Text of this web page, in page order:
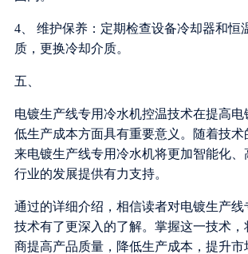
4、 维护保养：定期检查设备冷却器和恒
质，更换冷却介质。
五、
电镀生产线专用冷水机控温技术在提高电
低生产成本方面具有重要意义。随着技术
来电镀生产线专用冷水机将更加智能化
行业的发展提供有力支持。
通过的详细介绍，相信读者对电镀生产线
技术有了更深入的了解。掌握这一技术
商提高产品质量，降低生产成本，提升市